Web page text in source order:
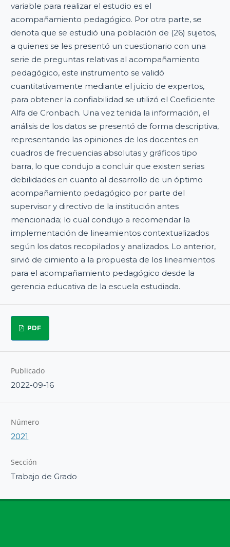
variable para realizar el estudio es el
acompañamiento pedagógico. Por otra parte, se
denota que se estudió una población de (26) sujetos,
a quienes se les presentó un cuestionario con una
serie de preguntas relativas al acompañamiento
pedagógico, este instrumento se validó
cuantitativamente mediante el juicio de expertos,
para obtener la confiabilidad se utilizó el Coeficiente
Alfa de Cronbach. Una vez tenida la información, el
análisis de los datos se presentó de forma descriptiva,
representando las opiniones de los docentes en
cuadros de frecuencias absolutas y gráficos tipo
barra, lo que condujo a concluir que existen serias
debilidades en cuanto al desarrollo de un óptimo
acompañamiento pedagógico por parte del
supervisor y directivo de la institución antes
mencionada; lo cual condujo a recomendar la
implementación de lineamientos contextualizados
según los datos recopilados y analizados. Lo anterior,
sirvió de cimiento a la propuesta de los lineamientos
para el acompañamiento pedagógico desde la
gerencia educativa de la escuela estudiada.
PDF
Publicado
2022-09-16
Número
2021
Sección
Trabajo de Grado